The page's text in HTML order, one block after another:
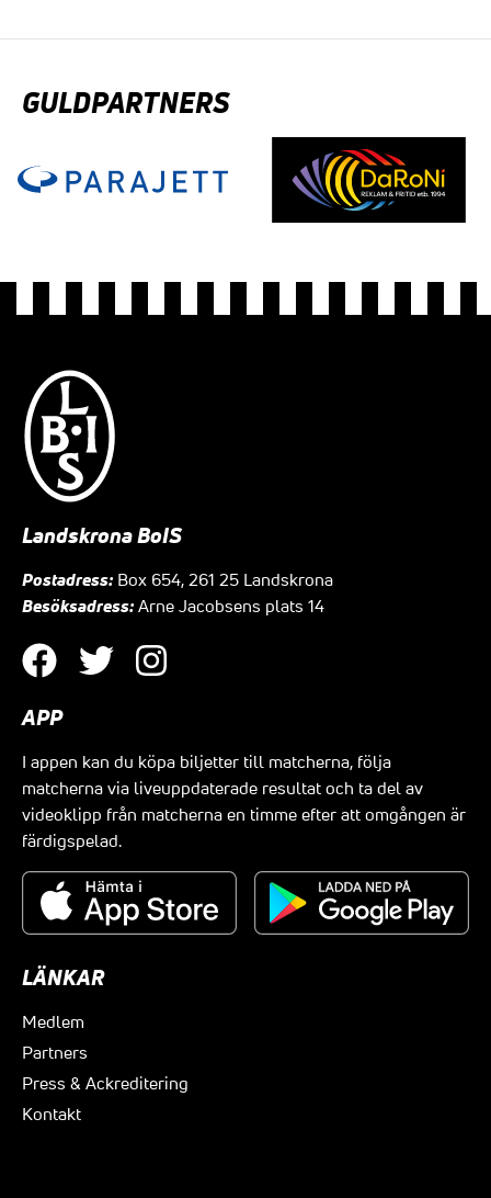
GULDPARTNERS
Landskrona BoIS
Postadress: Box 654, 261 25 Landskrona
Besöksadress: Arne Jacobsens plats 14
APP
I appen kan du köpa biljetter till matcherna, följa
matcherna via liveuppdaterade resultat och ta del av
videoklipp från matcherna en timme efter att omgången är
färdigspelad.
LÄNKAR
Medlem
Partners
Press & Ackreditering
Kontakt